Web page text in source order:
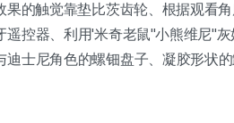
果的触觉靠垫比茨齿轮、根据观看
遥控器、利用'米奇老鼠''小熊维尼''
迪士尼角色的螺钿盘子、凝胶形状